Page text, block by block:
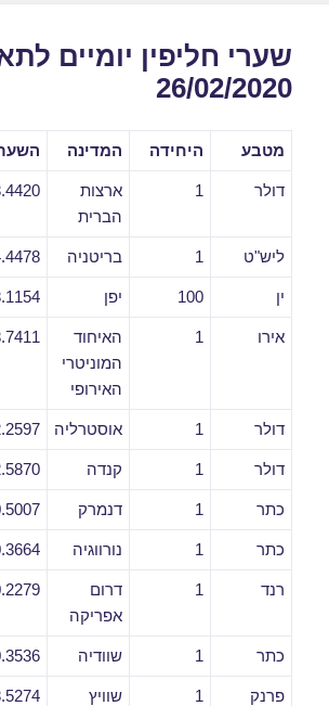
שערי חליפין יומיים
26/02/2020
מטבע היחידה המדינה
דולר 1
ארצות
הברית
ליש"ט 1 בריטניה
ין 100 יפן
אירו 1
האיחוד
המוניטרי
האירופי
דולר 1 אוסטרליה
דולר 1 קנדה
כתר 1 דנמרק
כתר 1 נורווגיה
רנד 1
דרום
אפריקה
כתר 1 שוודיה
פרנק 1 שוויץ